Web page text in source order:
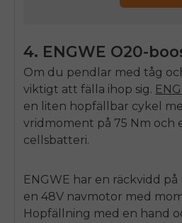
4. ENGWE O20-
Om du pendlar med tåg
viktigt att fälla ihop sig.
en liten hopfällbar cykel
vridmoment på 75 Nm och
cellsbatteri.
ENGWE har en räckvidd
en 48V navmotor med
Hopfällning med en hand